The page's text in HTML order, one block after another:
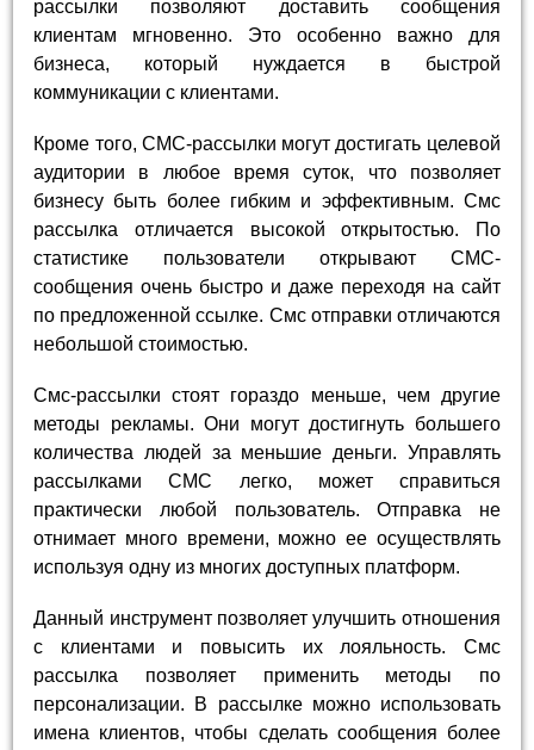
рассылки позволяют доставить сообщения
клиентам мгновенно. Это особенно важно для
бизнеса, который нуждается в быстрой
коммуникации с клиентами.
Кроме того, СМС-рассылки могут достигать целевой
аудитории в любое время суток, что позволяет
бизнесу быть более гибким и эффективным. Смс
рассылка отличается высокой открытостью. По
статистике пользователи открывают СМС-
сообщения очень быстро и даже переходя на сайт
по предложенной ссылке. Смс отправки отличаются
небольшой стоимостью.
Смс-рассылки стоят гораздо меньше, чем другие
методы рекламы. Они могут достигнуть большего
количества людей за меньшие деньги. Управлять
рассылками СМС легко, может справиться
практически любой пользователь. Отправка не
отнимает много времени, можно ее осуществлять
используя одну из многих доступных платформ.
Данный инструмент позволяет улучшить отношения
с клиентами и повысить их лояльность. Смс
рассылка позволяет применить методы по
персонализации. В рассылке можно использовать
имена клиентов, чтобы сделать сообщения более